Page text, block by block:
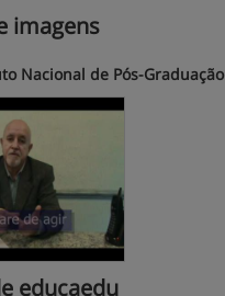
imagens
Nacional de Pós-Graduação
educaedu